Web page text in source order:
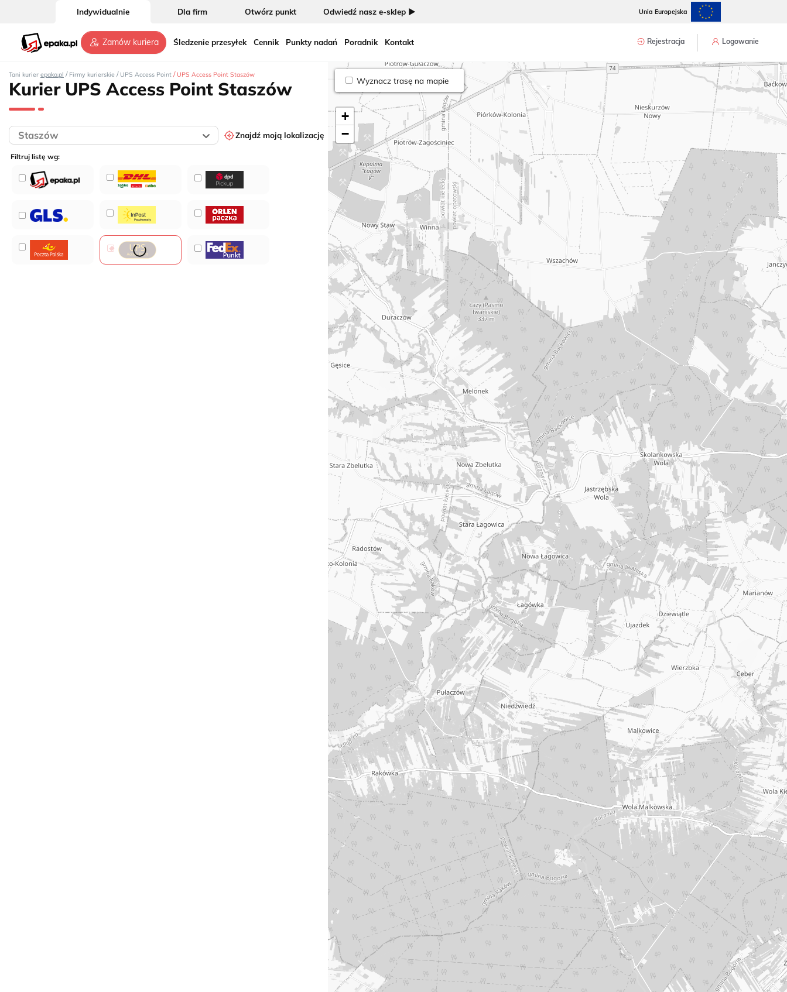
Indywidualnie Dla firm Otwórz punkt Odwiedź nasz e-sklep ► Unia Europejska
Zamów kuriera Śledzenie przesyłek Cennik Punkty nadań Poradnik Kontakt Rejestracja Logowanie
Tani kurier epaka.pl / Firmy kurierskie / UPS Access Point / UPS Access Point Staszów
Kurier UPS Access Point Staszów
Znajdź moją lokalizację
Filtruj listę wg:
Wyznacz trasę na mapie
+
−